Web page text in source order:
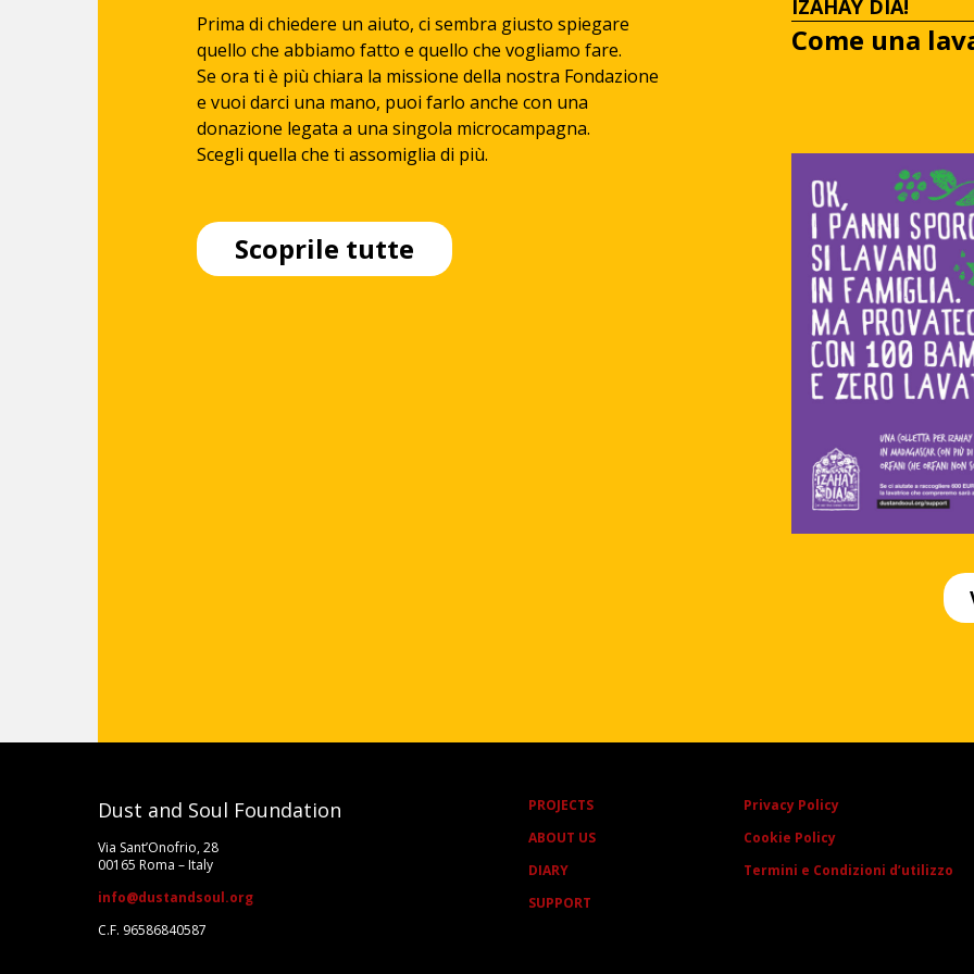
Prima di chiedere un aiuto, ci sembra giusto spiegare
quello che abbiamo fatto e quello che vogliamo fare.
Se ora ti è più chiara la missione della nostra Fondazione
e vuoi darci una mano, puoi farlo anche con una
donazione legata a una singola microcampagna.
Scegli quella che ti assomiglia di più.
Scoprile tutte
Dateci la carica.
IZAHAY DIA!
Come una
Dust and Soul Foundation
Via Sant’Onofrio, 28
00165 Roma – Italy
info@dustandsoul.org
C.F. 96586840587
PROJECTS
ABOUT US
DIARY
SUPPORT
Privacy Policy
Cookie Policy
Termini e Condizioni d’utilizzo